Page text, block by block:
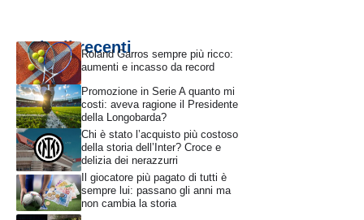
Articoli recentiRoland Garros sempre più ricco:
aumenti e incasso da record
Promozione in Serie A quanto mi
costi: aveva ragione il Presidente
della Longobarda?
Chi è stato l’acquisto più costoso
della storia dell’Inter? Croce e
delizia dei nerazzurri
Il giocatore più pagato di tutti è
sempre lui: passano gli anni ma
non cambia la storia